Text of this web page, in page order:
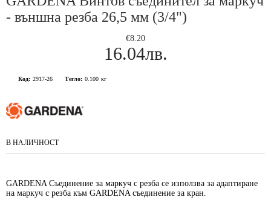
- външна резба 26,5 мм (3/4")
€8.20
16.04лв.
Код: 2917-26 Тегло: 0.100 кг
В НАЛИЧНОСТ
GARDENA Съединение за маркуч с резба се използва за адаптиране
на маркуч с резба към GARDENA съединение за кран.